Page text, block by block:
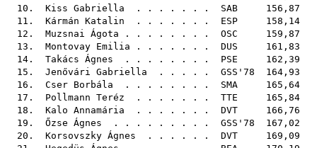
10. Kiss Gabriella . . . . . . . SAB 156,87
11. Kármán Katalin . . . . . . . ESP 158,14
12. Muzsnai Ágota . . . . . . . . OSC 159,87
13. Montovay Emilia . . . . . . . DUS 161,83
14. Takács Ágnes . . . . . . . . PSE 162,39
15. Jenővári Gabriella . . . . . GSS'78 164,93
16. Cser Borbála . . . . . . . . SMA 165,64
17. Pollmann Teréz . . . . . . . TTE 165,84
18. Kalo Annamária . . . . . . . DVT 166,76
19. Őzse Ágnes . . . . . . . . . GSS'78 167,02
20. Korsovszky Ágnes . . . . . . DVT 169,09